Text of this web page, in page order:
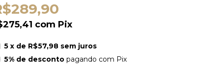
com Pix
5 x de R$57,98 sem juros
5% de descontopagando com Pix